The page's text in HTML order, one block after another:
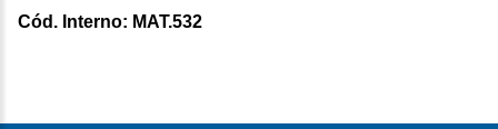
Cód. Interno: MAT.532